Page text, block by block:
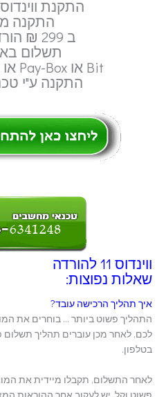
התקנת ווינדוס 11 להורדה
התקנה
ב 299 ₪ הורדה+רישיון
תשלום
Bit או Pay-Box או כרטיס אשראי
התקנה ע"י
ווינדוס 11 להורדה
שאלות נפוצות:
איך תהליך הרכישה עובד?
התהליך פשוט ביותר … בוחרים את
לכם, לאחר מכן עוברים תהליך תשלום
בטלפון.
לאחר התשלום, תקבלו מיידית את